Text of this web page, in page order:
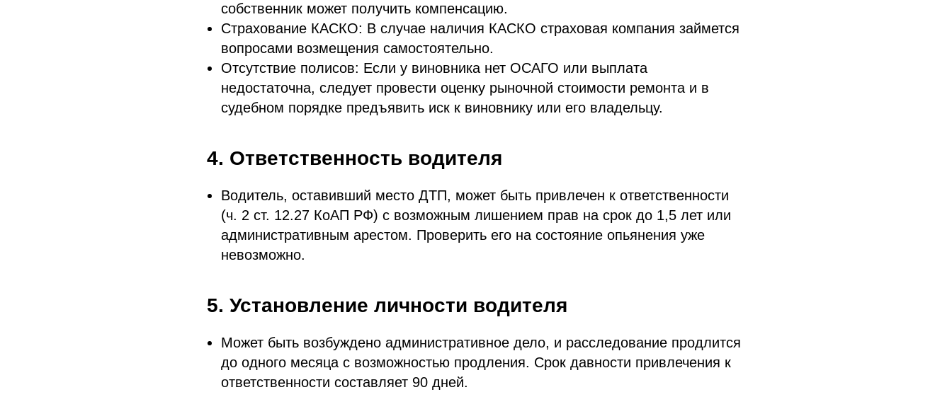
собственник может получить компенсацию.
Страхование КАСКО: В случае наличия КАСКО страховая компания займется
вопросами возмещения самостоятельно.
Отсутствие полисов: Если у виновника нет ОСАГО или выплата
недостаточна, следует провести оценку рыночной стоимости ремонта и в
судебном порядке предъявить иск к виновнику или его владельцу.
4. Ответственность водителя
Водитель, оставивший место ДТП, может быть привлечен к ответственности
(ч. 2 ст. 12.27 КоАП РФ) с возможным лишением прав на срок до 1,5 лет или
административным арестом. Проверить его на состояние опьянения уже
невозможно.
5. Установление личности водителя
Может быть возбуждено административное дело, и расследование продлится
до одного месяца с возможностью продления. Срок давности привлечения к
ответственности составляет 90 дней.